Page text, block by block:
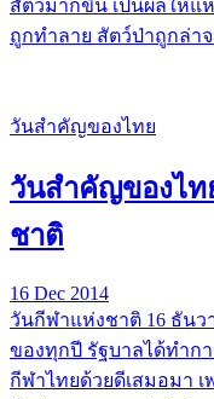
สัตว์มากขึ้น เป็นผลให้แ
ถูกทำลาย สัตว์ป่าถูกล่า
วันสำคัญของไทย
วันสำคัญของไท
ชาติ
16 Dec 2014
วันกีฬาแห่งชาติ 16 ธันว
ของทุกปี รัฐบาลได้ทำก
กีฬาไทยด้วยดีเสมอมา